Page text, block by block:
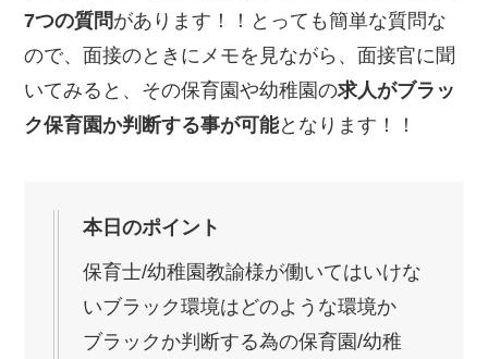
7つの質問があります！！とっても簡単な質問な
ので、面接のときにメモを見ながら、面接官に聞
いてみると、その保育園や幼稚園の求人がブラッ
ク保育園か判断する事が可能となります！！
本日のポイント
保育士/幼稚園教諭様が働いてはいけな
いブラック環境はどのような環境か
ブラックか判断する為の保育園/幼稚